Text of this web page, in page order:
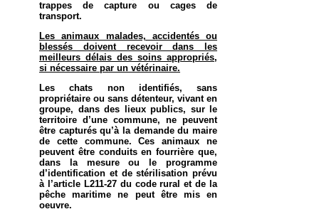
trappes de capture ou cages de
transport.
Les animaux malades, accidentés ou
blessés doivent recevoir dans les
meilleurs délais des soins appropriés,
si nécessaire par un vétérinaire.
Les chats non identifiés, sans
propriétaire ou sans détenteur, vivant en
groupe, dans des lieux publics, sur le
territoire d’une commune, ne peuvent
être capturés qu’à la demande du maire
de cette commune. Ces animaux ne
peuvent être conduits enfourrière que,
dans la mesure ou le programme
d’identification et de stérilisation prévu
à l’article L211-27 du code rural et de la
pêche maritime ne peut être mis en
oeuvre.